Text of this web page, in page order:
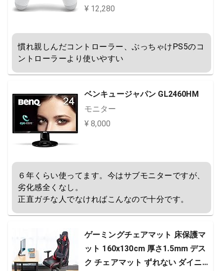
¥ 12,280
慣れ親しんだコントローラー、ぶっちゃけPS5のコ
ントローラーより使いやすい
ベンキュージャパン GL2460HM
モニター
¥ 8,000
６年くらい使ってます。今はサブモニターですが、
劣化感全くなし。
正直ガチな人でなければこんなので十分です。
ゲーミングチェアマット 床保護マ
ット 160x130cm 厚さ1.5mm デス
ク チェアマット ずれない ダイニン